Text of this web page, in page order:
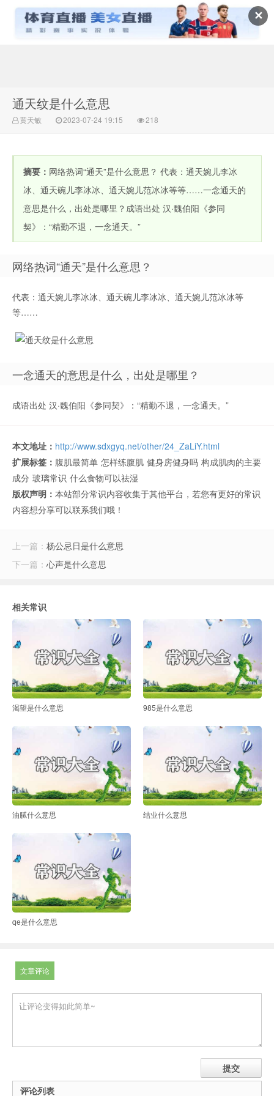
✕
通天纹是什么意思
黄天敏 2023-07-24 19:15 218
摘要： 网络热词“通天”是什么意思？ 代表：通天婉儿李冰
冰、通天碗儿李冰冰、通天婉儿范冰冰等等……一念通天的
意思是什么，出处是哪里？成语出处 汉·魏伯阳《参同
契》：“精勤不退，一念通天。”
网络热词“通天”是什么意思？
代表：通天婉儿李冰冰、通天碗儿李冰冰、通天婉儿范冰冰等
等……
一念通天的意思是什么，出处是哪里？
成语出处 汉·魏伯阳《参同契》：“精勤不退，一念通天。”
本文地址： http://www.sdxgyq.net/other/24_ZaLiY.html
扩展标签： 腹肌最简单 怎样练腹肌 健身房健身吗 构成肌肉的主要
成分 玻璃常识 什么食物可以祛湿
版权声明： 本站部分常识内容收集于其他平台，若您有更好的常识
内容想分享可以联系我们哦！
上一篇： 杨公忌日是什么意思
下一篇： 心声是什么意思
相关常识
渴望是什么意思 985是什么意思
油腻什么意思 结业什么意思
qe是什么意思
文章评论
评论列表